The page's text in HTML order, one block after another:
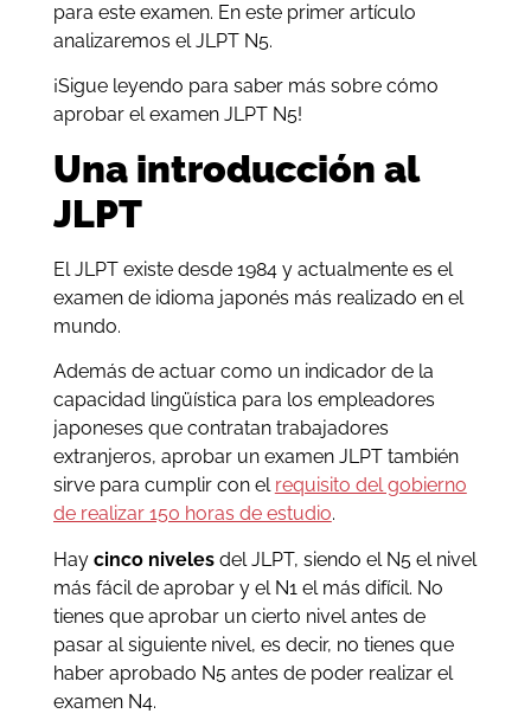
para este examen. En este primer artículo
analizaremos el JLPT N5.
¡Sigue leyendo para saber más sobre cómo
aprobar el examen JLPT N5!
Una introducción al
JLPT
El JLPT existe desde 1984 y actualmente es el
examen de idioma japonés más realizado en el
mundo.
Además de actuar como un indicador de la
capacidad lingüística para los empleadores
japoneses que contratan trabajadores
extranjeros, aprobar un examen JLPT también
sirve para cumplir con el requisito del gobierno
de realizar 150 horas de estudio.
Hay cinco nivelesdel JLPT, siendo el N5 el nivel
más fácil de aprobar y el N1 el más difícil. No
tienes que aprobar un cierto nivel antes de
pasar al siguiente nivel, es decir, no tienes que
haber aprobado N5 antes de poder realizar el
examen N4.